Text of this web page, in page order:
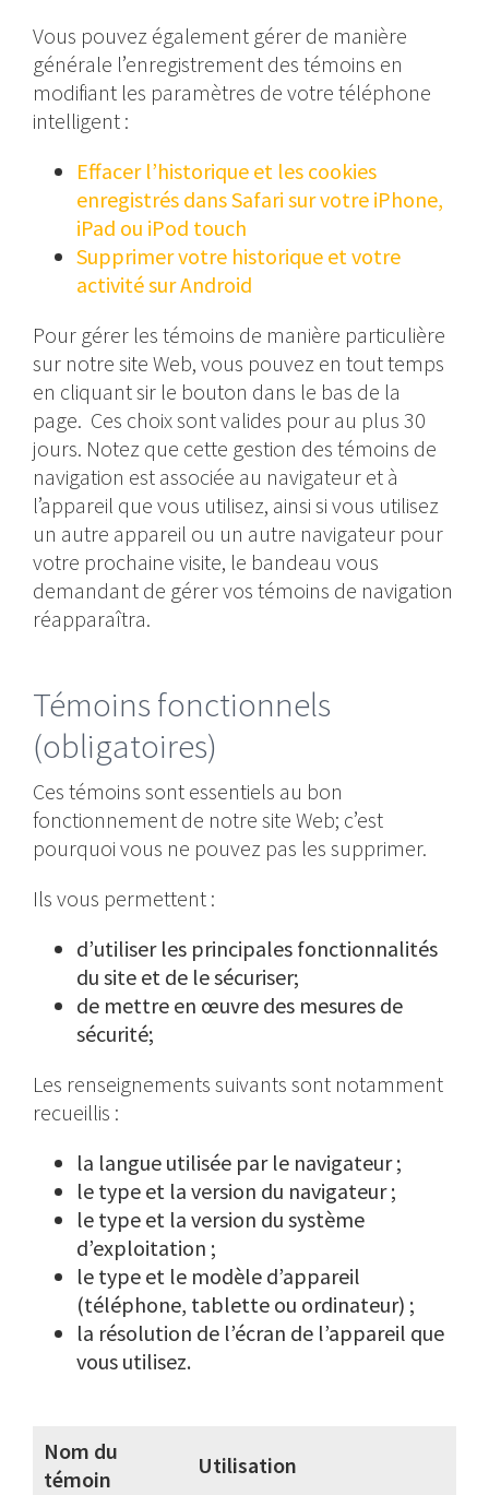
Vous pouvez également gérer de manière
générale l’enregistrement des témoins en
modifiant les paramètres de votre téléphone
intelligent :
Effacer l’historique et les cookies
enregistrés dans Safari sur votre iPhone,
iPad ou iPod touch
Supprimer votre historique et votre
activité sur Android
Pour gérer les témoins de manière particulière
sur notre site Web, vous pouvez en tout temps
en cliquant sir le bouton dans le bas de la
page. Ces choix sont valides pour au plus 30
jours. Notez que cette gestion des témoins de
navigation est associée au navigateur et à
l’appareil que vous utilisez, ainsi si vous utilisez
un autre appareil ou un autre navigateur pour
votre prochaine visite, le bandeau vous
demandant de gérer vos témoins de navigation
réapparaîtra.
Témoins fonctionnels
(obligatoires)
Ces témoins sont essentiels au bon
fonctionnement de notre site Web; c’est
pourquoi vous ne pouvez pas les supprimer.
Ils vous permettent :
d’utiliser les principales fonctionnalités
du site et de le sécuriser;
de mettre en œuvre des mesures de
sécurité;
Les renseignements suivants sont notamment
recueillis :
la langue utilisée par le navigateur ;
le type et la version du navigateur ;
le type et la version du système
d’exploitation ;
le type et le modèle d’appareil
(téléphone, tablette ou ordinateur) ;
la résolution de l’écran de l’appareil que
vous utilisez.
Nom du
témoin
Utilisation